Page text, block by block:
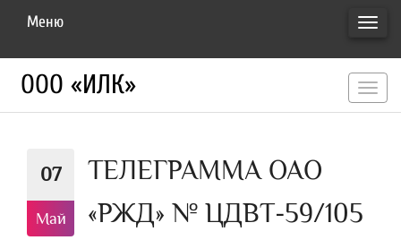
Меню
ООО «ИЛК»
07
Май
ТЕЛЕГРАММА ОАО
«РЖД» № ЦДВТ-59/105